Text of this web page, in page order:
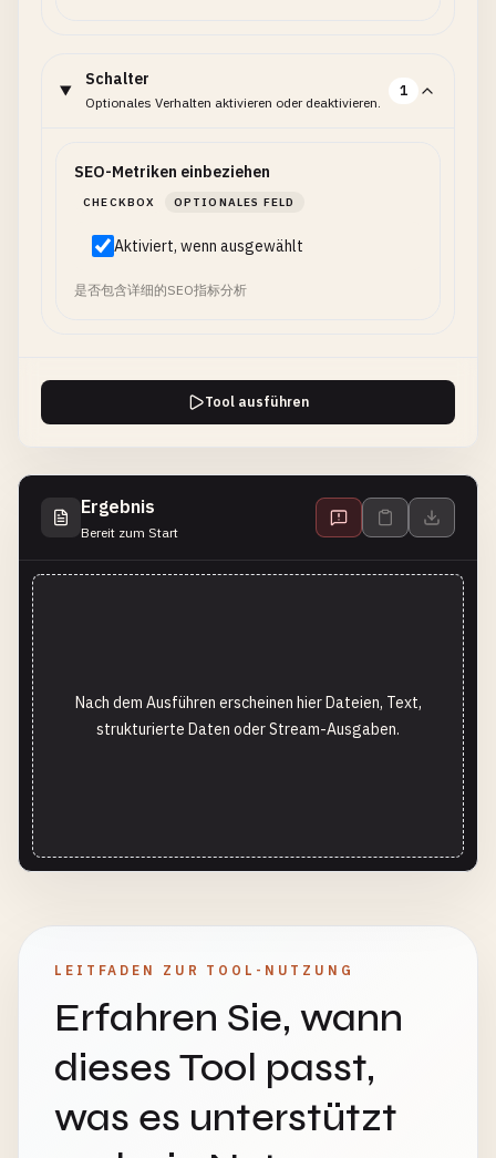
Schalter
Optionales Verhalten aktivieren oder deaktivieren.
1
SEO-Metriken einbeziehen
CHECKBOX OPTIONALES FELD
Aktiviert, wenn ausgewählt
是否包含详细的SEO指标分析
Tool ausführen
Ergebnis
Bereit zum Start
Nach dem Ausführen erscheinen hier Dateien, Text,
strukturierte Daten oder Stream-Ausgaben.
LEITFADEN ZUR TOOL-NUTZUNG
Erfahren Sie, wann
dieses Tool passt,
was es unterstützt